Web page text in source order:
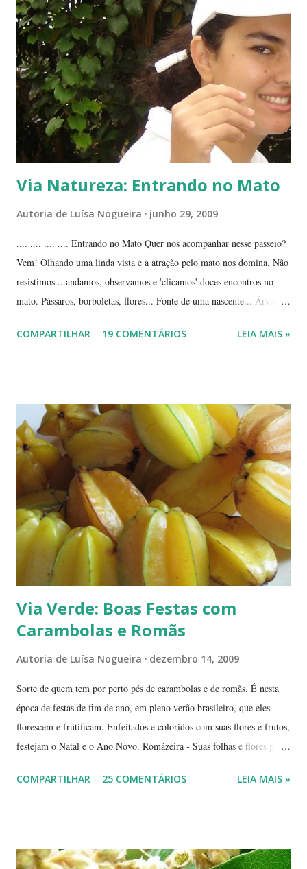
palmeira açaí. Folha-santa ( Bryophyllum calycinum ). Família das
crassuláceas. Sua reprodução é bem fácil: de qualquer pedaço de
algum galho podem nascer várias mudas. Uma só muda em pouco
tempo transforma-se em uma moita. É uma planta medicinal. ...
Via Natureza: Entrando no Mato
Autoria de Luísa Nogueira junho 29, 2009
.... .... .... .... Entrando no Mato Quer nos acompanhar nesse passeio?
Vem! Olhando uma linda vista e a atração pelo mato nos domina. Não
resistimos... andamos, observamos e 'clicamos' doces encontros no
mato. Pássaros, borboletas, flores... Fonte de uma nascente... Árvores
e cores... Picão*... Mais flores... Muitas plantas, capim, pedras... Um
de passeios no mato, em pleno cerrado, observando as pequenas coisas
à nossa volta, tão importantes mas às vezes tão esquecidas. Vamos
aproveitar as férias para curtir a natureza? ... ----------------------- ....
A moça que aparece na...
COMPARTILHAR 19 COMENTÁRIOS LEIA MAIS »
Via Verde: Boas Festas com
Carambolas e Romãs
Autoria de Luísa Nogueira dezembro 14, 2009
Sorte de quem tem por perto pés de carambolas e de romãs. É nesta
época de festas de fim de ano, em pleno verão brasileiro, que eles
florescem e frutificam. Enfeitados e coloridos com suas flores e frutos,
festejam o Natal e o Ano Novo. Romãzeira - Suas folhas e flores por
por tons mesclados de rosa, amarelo e laranja. No meio das flores
jóias preciosas, estão presentes na ceia de réveillon. Sim, eles nos
COMPARTILHAR 25 COMENTÁRIOS LEIA MAIS »